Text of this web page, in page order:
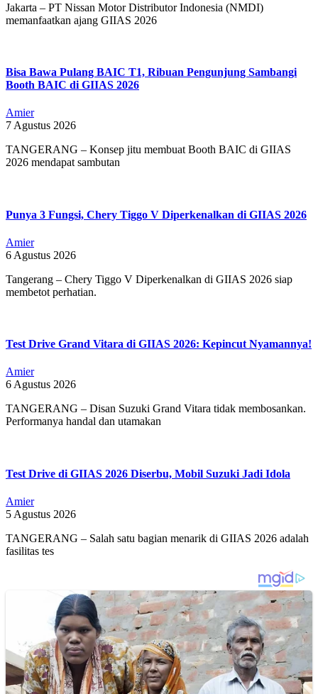
Jakarta – PT Nissan Motor Distributor Indonesia (NMDI)
memanfaatkan ajang GIIAS 2026
Bisa Bawa Pulang BAIC T1, Ribuan Pengunjung Sambangi
Booth BAIC di GIIAS 2026
Amier
7 Agustus 2026
TANGERANG – Konsep jitu membuat Booth BAIC di GIIAS
2026 mendapat sambutan
Punya 3 Fungsi, Chery Tiggo V Diperkenalkan di GIIAS 2026
Amier
6 Agustus 2026
Tangerang – Chery Tiggo V Diperkenalkan di GIIAS 2026 siap
membetot perhatian.
Test Drive Grand Vitara di GIIAS 2026: Kepincut Nyamannya!
Amier
6 Agustus 2026
TANGERANG – Disan Suzuki Grand Vitara tidak membosankan.
Performanya handal dan utamakan
Test Drive di GIIAS 2026 Diserbu, Mobil Suzuki Jadi Idola
Amier
5 Agustus 2026
TANGERANG – Salah satu bagian menarik di GIIAS 2026 adalah
fasilitas tes